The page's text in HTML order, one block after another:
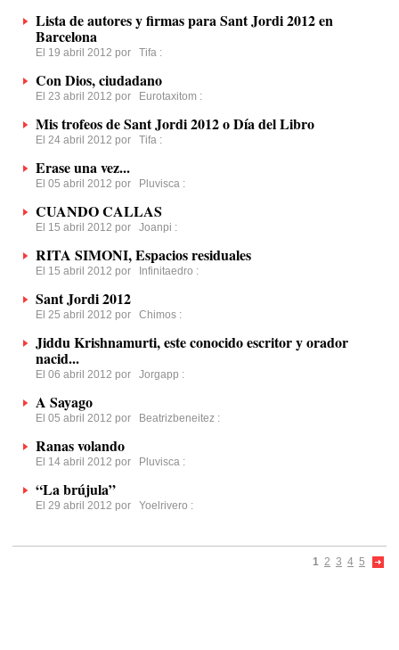
Lista de autores y firmas para Sant Jordi 2012 en
Barcelona
El 19 abril 2012 por Tifa :
Con Dios, ciudadano
El 23 abril 2012 por Eurotaxitom :
Mis trofeos de Sant Jordi 2012 o Día del Libro
El 24 abril 2012 por Tifa :
Erase una vez...
El 05 abril 2012 por Pluvisca :
CUANDO CALLAS
El 15 abril 2012 por Joanpi :
RITA SIMONI, Espacios residuales
El 15 abril 2012 por Infinitaedro :
Sant Jordi 2012
El 25 abril 2012 por Chimos :
Jiddu Krishnamurti, este conocido escritor y orador
nacid...
El 06 abril 2012 por Jorgapp :
A Sayago
El 05 abril 2012 por Beatrizbeneitez :
Ranas volando
El 14 abril 2012 por Pluvisca :
“La brújula”
El 29 abril 2012 por Yoelrivero :
1 2 3 4 5